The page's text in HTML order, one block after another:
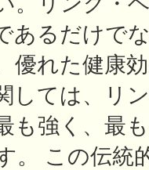
あるだけで
優れた健康
しては、リ
も強く、最
。 この伝統